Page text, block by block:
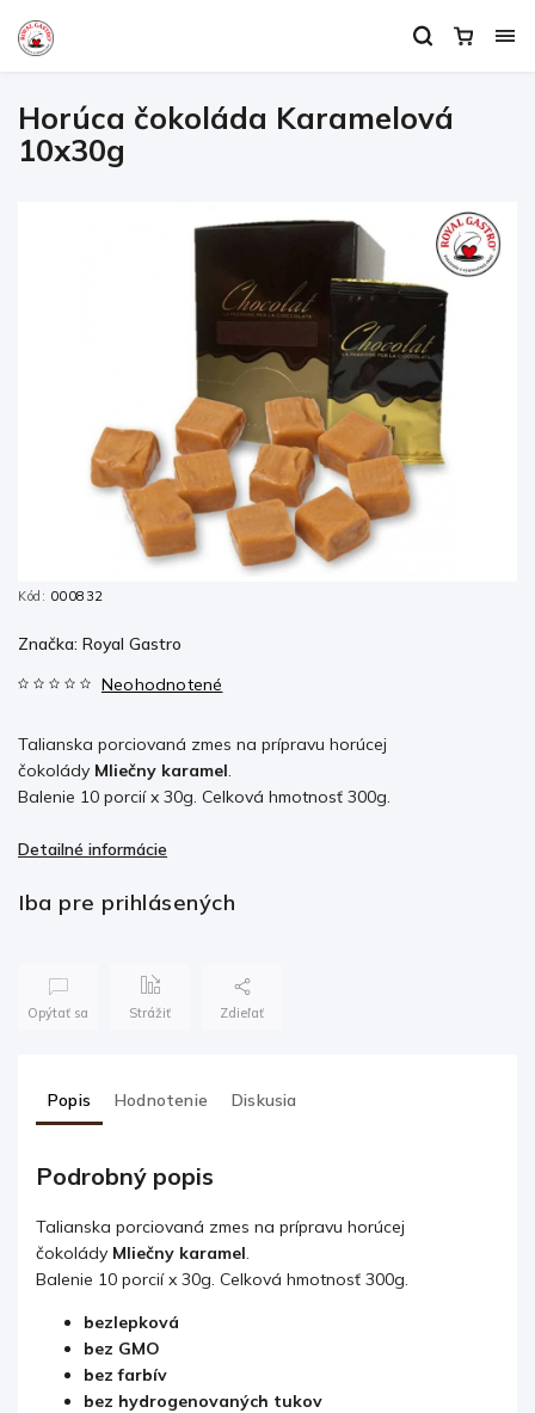
Horúca čokoláda Karamelová
10x30g
Kód: 000832
Neohodnotené
Talianska porciovaná zmes na prípravu horúcej
čokolády Mliečny karamel
Balenie 10 porcií x 30g. Celková hmotnosť 300g.
Detailné informácie
Značka: Royal Gastro
Iba pre prihlásených
Opýtať sa Strážiť Zdieľať
Popis Hodnotenie Diskusia
Podrobný popis
Talianska porciovaná zmes na prípravu horúcej
čokolády Mliečny karamel.
Balenie 10 porcií x 30g. Celková hmotnosť 300g.
bezlepková
bez GMO
bez farbív
bez hydrogenovaných tukov